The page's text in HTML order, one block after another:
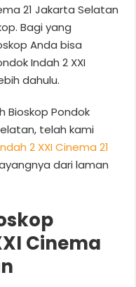
21 Jakarta Selatan
Bagi yang
Anda bisa
Indah 2 XXI
dahulu.
Bioskop Pondok
telah kami
2 XXI Cinema 21
dari laman
Cinema